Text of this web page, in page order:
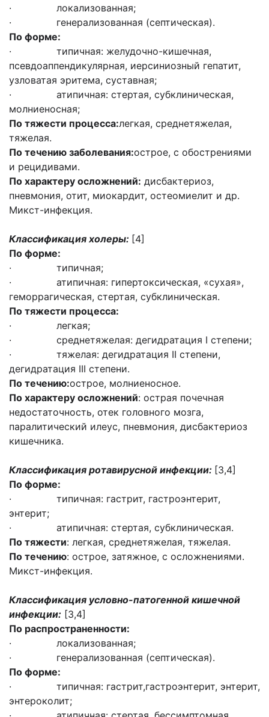
· локализованная;
· генерализованная (септическая).
По форме:
· типичная: желудочно-кишечная,
псевдоаппендикулярная, иерсиниозный гепатит,
узловатая эритема, суставная;
· атипичная: стертая, субклиническая,
молниеносная;
По тяжести процесса:легкая, среднетяжелая,
тяжелая.
По течению заболевания:острое, с обострениями
и рецидивами.
По характеру осложнений: дисбактериоз,
пневмония, отит, миокардит, остеомиелит и др.
Микст-инфекция.
Классификация холеры: [4]
По форме:
· типичная;
· атипичная: гипертоксическая, «сухая»,
геморрагическая, стертая, субклиническая.
По тяжести процесса:
· легкая;
· среднетяжелая: дегидратация I степени;
· тяжелая: дегидратация II степени,
дегидратация III степени.
По течению:острое, молниеносное.
По характеру осложнений: острая почечная
недостаточность, отек головного мозга,
паралитический илеус, пневмония, дисбактериоз
кишечника.
Классификация ротавирусной инфекции: [3,4]
По форме:
· типичная: гастрит, гастроэнтерит,
энтерит;
· атипичная: стертая, субклиническая.
По тяжести: легкая, среднетяжелая, тяжелая.
По течению: острое, затяжное, с осложнениями.
Микст-инфекция.
Классификация условно-патогенной кишечной
инфекции: [3,4]
По распространенности:
· локализованная;
· генерализованная (септическая).
По форме:
· типичная: гастрит,гастроэнтерит, энтерит,
энтероколит;